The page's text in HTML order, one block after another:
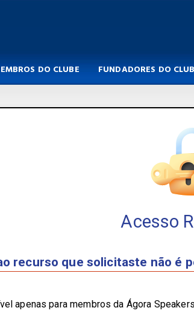
DO CLUBE FUNDADORES DO
Acesso
recurso que solicitaste não é
apenas para membros da Ágora